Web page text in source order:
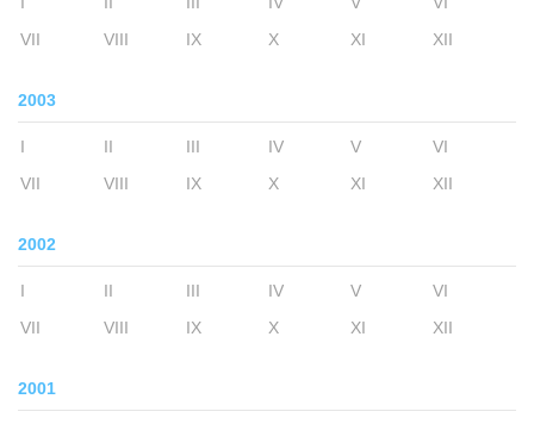
VII
VIII IX X XI XII
2003
I II III IV V
VI
VII
VIII IX X XI XII
2002
I II III IV V
VI
VII
VIII IX X XI XII
2001